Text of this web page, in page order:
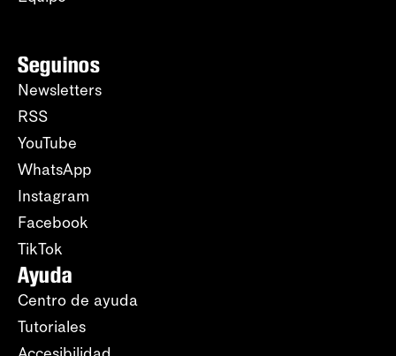
Seguinos
Newsletters
RSS
YouTube
WhatsApp
Instagram
Facebook
TikTok
Ayuda
Centro de ayuda
Tutoriales